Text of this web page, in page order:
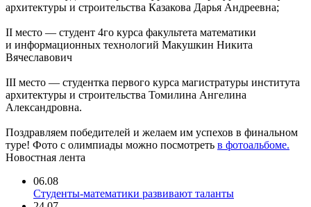
архитектуры и строительства Казакова Дарья Андреевна;
II место — студент 4го курса факультета математики
и информационных технологий Макушкин Никита
Вячеславович
III место — студентка первого курса магистратуры института
архитектуры и строительства Томилина Ангелина
Александровна.
Поздравляем победителей и желаем им успехов в финальном
туре! Фото с олимпиады можно посмотреть в фотоальбоме.
Новостная лента
06.08
Студенты-математики развивают таланты